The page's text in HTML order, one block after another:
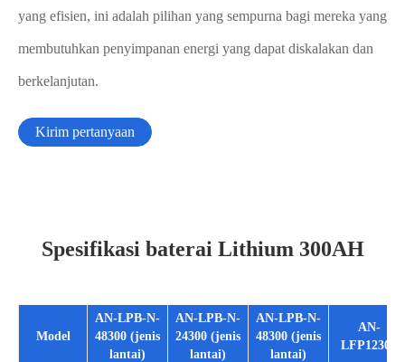
yang efisien, ini adalah pilihan yang sempurna bagi mereka yang
membutuhkan penyimpanan energi yang dapat diskalakan dan
berkelanjutan.
Kirim pertanyaan
Spesifikasi baterai Lithium 300AH
Model
AN-LPB-N-
48300 (jenis
lantai)
AN-LPB-N-
24300 (jenis
lantai)
AN-LPB-N-
48300 (jenis
lantai)
AN-
LFP12300